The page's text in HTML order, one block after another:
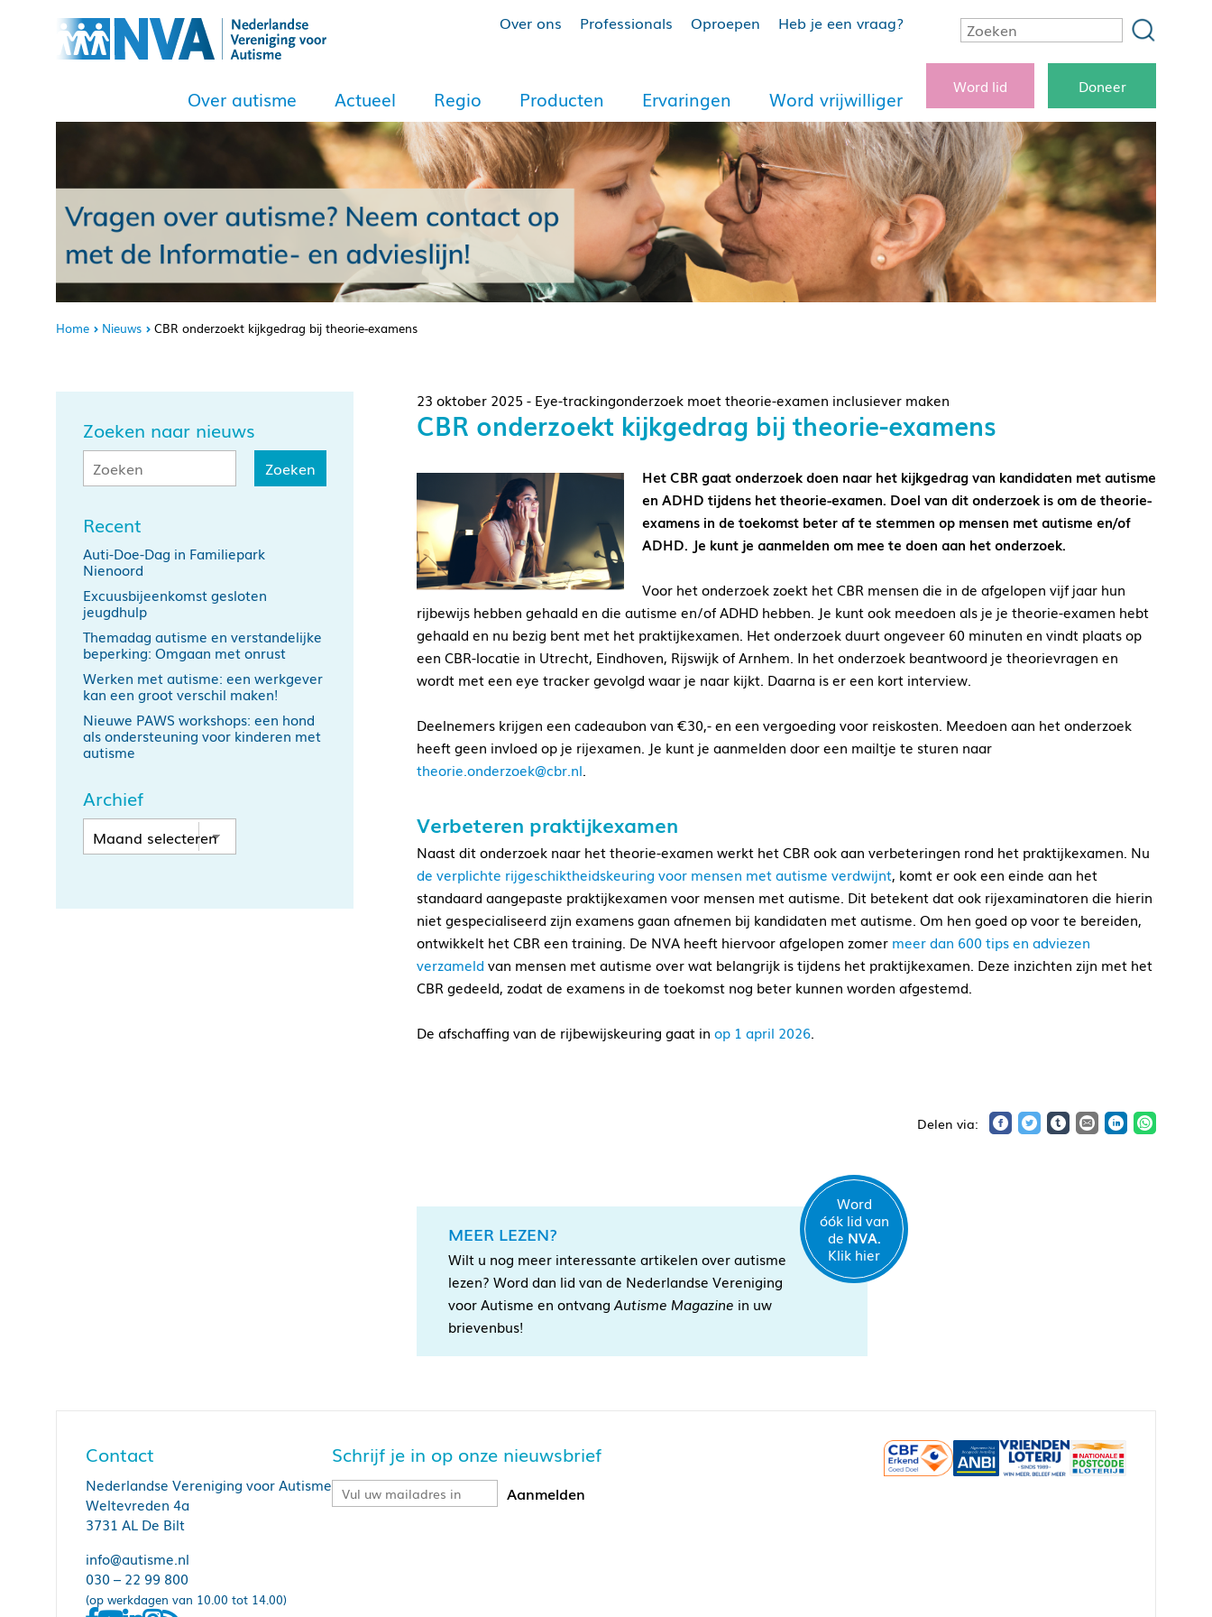
Over ons Professionals Oproepen Heb je een vraag?
Over autisme Actueel Regio Producten Ervaringen Word vrijwilliger
Word lid Doneer
Home Nieuws CBR onderzoekt kijkgedrag bij theorie-examens
Zoeken naar nieuws
Recent
Auti-Doe-Dag in Familiepark
Nienoord
Excuusbijeenkomst gesloten
jeugdhulp
Themadag autisme en verstandelijke
beperking: Omgaan met onrust
Werken met autisme: een werkgever
kan een groot verschil maken!
Nieuwe PAWS workshops: een hond
als ondersteuning voor kinderen met
autisme
Archief
23 oktober 2025 - Eye-trackingonderzoek moet theorie-examen inclusiever maken
CBR onderzoekt kijkgedrag bij theorie-examens
Het CBR gaat onderzoek doen naar het kijkgedrag van kandidaten met autisme
en ADHD tijdens het theorie-examen. Doel van dit onderzoek is om de theorie-
examens in de toekomst beter af te stemmen op mensen met autisme en/of
ADHD. Je kunt je aanmelden om mee te doen aan het onderzoek.
Voor het onderzoek zoekt het CBR mensen die in de afgelopen vijf jaar hun
rijbewijs hebben gehaald en die autisme en/of ADHD hebben. Je kunt ook meedoen als je je theorie-examen hebt
gehaald en nu bezig bent met het praktijkexamen. Het onderzoek duurt ongeveer 60 minuten en vindt plaats op
een CBR-locatie in Utrecht, Eindhoven, Rijswijk of Arnhem. In het onderzoek beantwoord je theorievragen en
wordt met een eye tracker gevolgd waar je naar kijkt. Daarna is er een kort interview.
Deelnemers krijgen een cadeaubon van €30,- en een vergoeding voor reiskosten. Meedoen aan het onderzoek
heeft geen invloed op je rijexamen. Je kunt je aanmelden door een mailtje te sturen naar
theorie.onderzoek@cbr.nl.
Verbeteren praktijkexamen
Naast dit onderzoek naar het theorie-examen werkt het CBR ook aan verbeteringen rond het praktijkexamen. Nu
de verplichte rijgeschiktheidskeuring voor mensen met autisme verdwijnt, komt er ook een einde aan het
standaard aangepaste praktijkexamen voor mensen met autisme. Dit betekent dat ook rijexaminatoren die hierin
niet gespecialiseerd zijn examens gaan afnemen bij kandidaten met autisme. Om hen goed op voor te bereiden,
ontwikkelt het CBR een training. De NVA heeft hiervoor afgelopen zomer meer dan 600 tips en adviezen
verzameld van mensen met autisme over wat belangrijk is tijdens het praktijkexamen. Deze inzichten zijn met het
CBR gedeeld, zodat de examens in de toekomst nog beter kunnen worden afgestemd.
De afschaffing van de rijbewijskeuring gaat in op 1 april 2026.
MEER LEZEN?
Wilt u nog meer interessante artikelen over autisme
lezen? Word dan lid van de Nederlandse Vereniging
voor Autisme en ontvang Autisme Magazine in uw
brievenbus!
Word
óók lid van
de NVA.
Klik hier
Contact
Nederlandse Vereniging voor Autisme
Weltevreden 4a
3731 AL De Bilt
info@autisme.nl
030 – 22 99 800
(op werkdagen van 10.00 tot 14.00)
Schrijf je in op onze nieuwsbrief